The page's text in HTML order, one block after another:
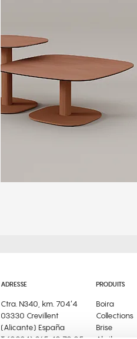
ADRESSE
Ctra. N340, km. 704’4
03330 Crevillent
(Alicante) España
PRODUITS
Boira
Collections
Brise